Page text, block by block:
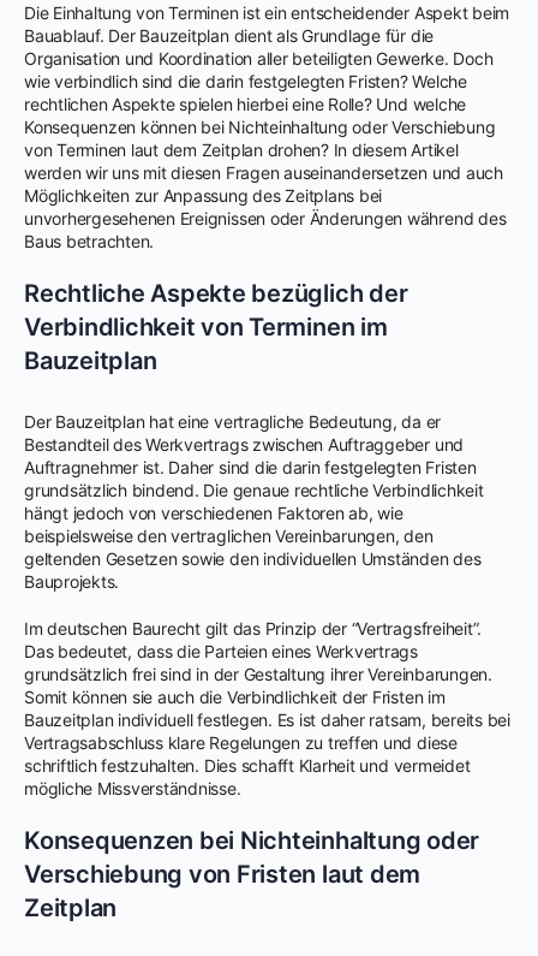
Die Einhaltung von Terminen ist ein entscheidender Aspekt beim
Bauablauf. Der Bauzeitplan dient als Grundlage für die
Organisation und Koordination aller beteiligten Gewerke. Doch
wie verbindlich sind die darin festgelegten Fristen? Welche
rechtlichen Aspekte spielen hierbei eine Rolle? Und welche
Konsequenzen können bei Nichteinhaltung oder Verschiebung
von Terminen laut dem Zeitplan drohen? In diesem Artikel
werden wir uns mit diesen Fragen auseinandersetzen und auch
Möglichkeiten zur Anpassung des Zeitplans bei
unvorhergesehenen Ereignissen oder Änderungen während des
Baus betrachten.
Rechtliche Aspekte bezüglich der
Verbindlichkeit von Terminen im
Bauzeitplan
Der Bauzeitplan hat eine vertragliche Bedeutung, da er
Bestandteil des Werkvertrags zwischen Auftraggeber und
Auftragnehmer ist. Daher sind die darin festgelegten Fristen
grundsätzlich bindend. Die genaue rechtliche Verbindlichkeit
hängt jedoch von verschiedenen Faktoren ab, wie
beispielsweise den vertraglichen Vereinbarungen, den
geltenden Gesetzen sowie den individuellen Umständen des
Bauprojekts.
Im deutschen Baurecht gilt das Prinzip der “Vertragsfreiheit”.
Das bedeutet, dass die Parteien eines Werkvertrags
grundsätzlich frei sind in der Gestaltung ihrer Vereinbarungen.
Somit können sie auch die Verbindlichkeit der Fristen im
Bauzeitplan individuell festlegen. Es ist daher ratsam, bereits bei
Vertragsabschluss klare Regelungen zu treffen und diese
schriftlich festzuhalten. Dies schafft Klarheit und vermeidet
mögliche Missverständnisse.
Konsequenzen bei Nichteinhaltung oder
Verschiebung von Fristen laut dem
Zeitplan